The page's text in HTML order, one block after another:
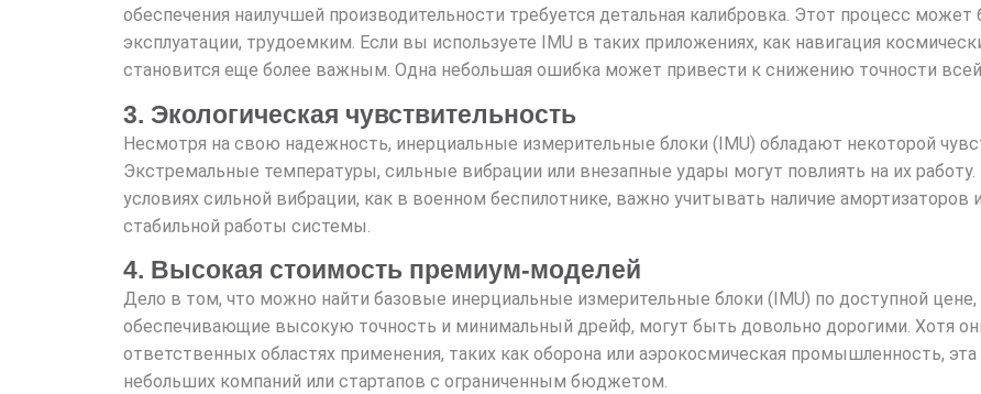
обеспечения наилучшей производительности требуется детальная калибровка. Этот процесс
эксплуатации, трудоемким. Если вы используете IMU в таких приложениях, как навигация
становится еще более важным. Одна небольшая ошибка может привести к снижению точности
3. Экологическая чувствительность
Несмотря на свою надежность, инерциальные измерительные блоки (IMU) обладают некоторой
Экстремальные температуры, сильные вибрации или внезапные удары могут повлиять на их
условиях сильной вибрации, как в военном беспилотнике, важно учитывать наличие амортизаторов
стабильной работы системы.
4. Высокая стоимость премиум-моделей
Дело в том, что можно найти базовые инерциальные измерительные блоки (IMU) по доступной
обеспечивающие высокую точность и минимальный дрейф, могут быть довольно дорогими. Хотя
ответственных областях применения, таких как оборона или аэрокосмическая промышленность,
небольших компаний или стартапов с ограниченным бюджетом.